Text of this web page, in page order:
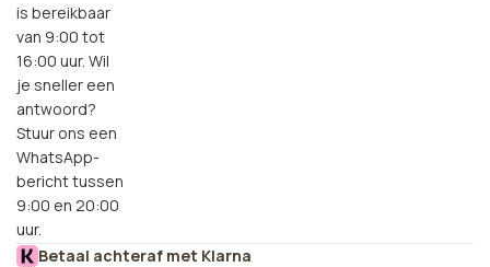
is bereikbaar
van 9:00 tot
16:00 uur. Wil
je sneller een
antwoord?
Stuur ons een
WhatsApp-
bericht tussen
9:00 en 20:00
uur.
Betaal achteraf met Klarna